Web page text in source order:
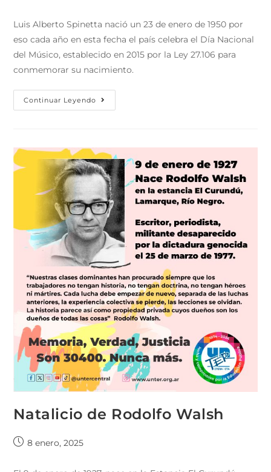
Luis Alberto Spinetta nació un 23 de enero de 1950 por
eso cada año en esta fecha el país celebra el Día Nacional
del Músico, establecido en 2015 por la Ley 27.106 para
conmemorar su nacimiento.
Continuar Leyendo
Natalicio de Rodolfo Walsh
8 enero, 2025